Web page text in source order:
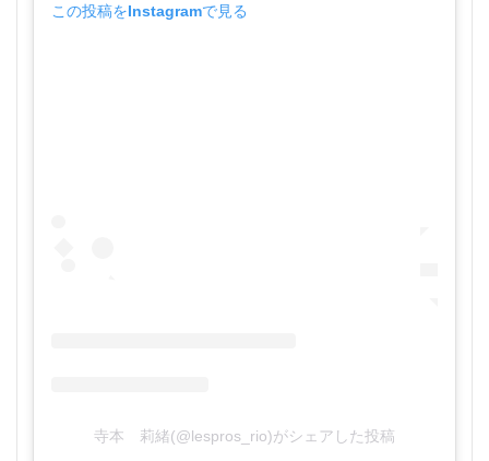
この投稿をInstagramで見る
寺本 莉緒(@lespros_rio)がシェアした投稿